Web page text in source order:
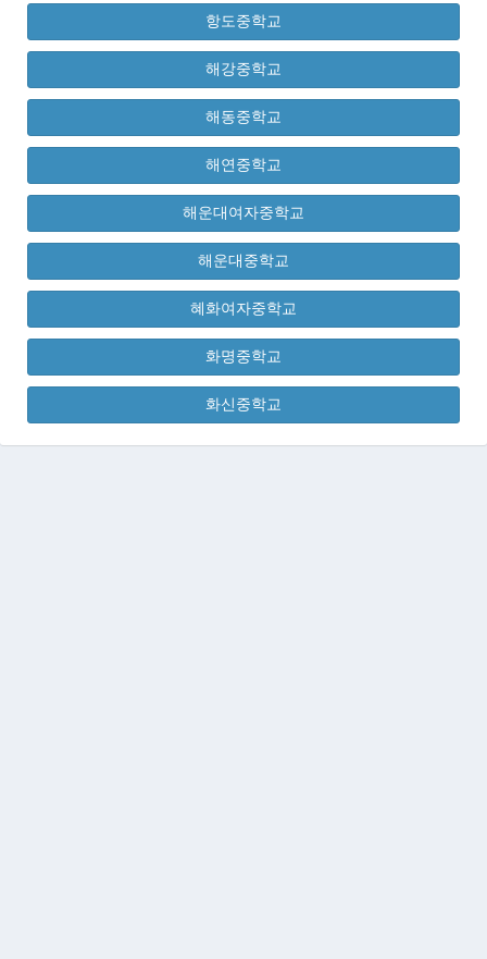
항도중학교
해강중학교
해동중학교
해연중학교
해운대여자중학교
해운대중학교
혜화여자중학교
화명중학교
화신중학교